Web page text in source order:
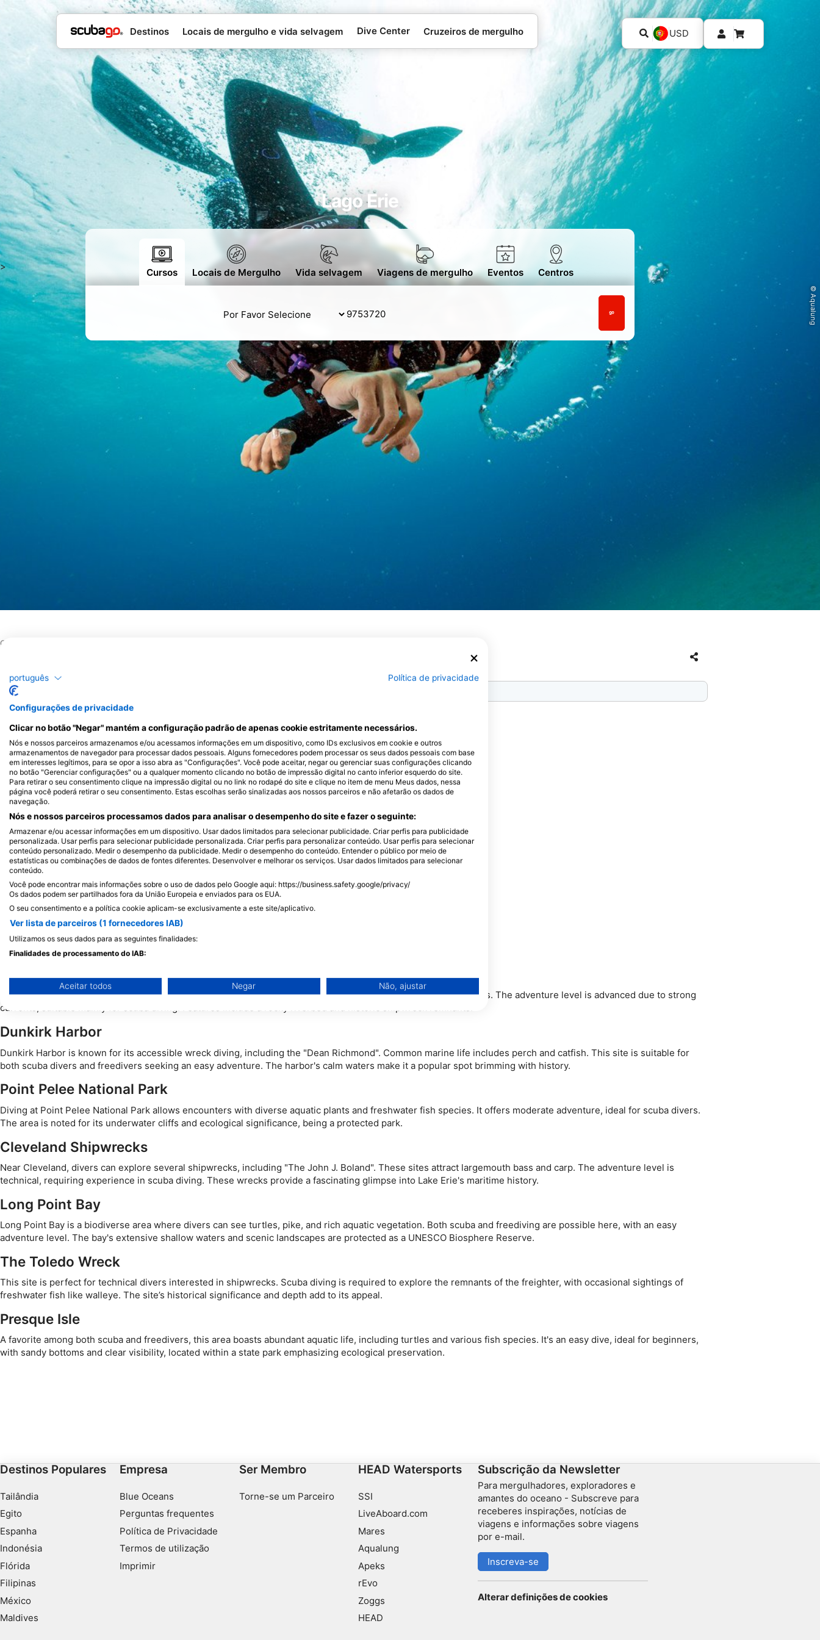
Destinos Locais de mergulho e vida selvagem Dive Center Cruzeiros de mergulho USD
>
Lago Erie
Cursos Locais de Mergulho Vida selvagem Viagens de mergulho Eventos Centros
© Aqualung
Great Lakes
O Lago Erie, conhecido como o mais raso e quente entre os Grandes Lagos, apresenta uma
experiência única de mergulho em água doce que agrada a mergulhadores de todos os níveis.
As suas águas relativamente quentes permitem épocas de mergulho prolongadas, mas
recomenda-se um fato seco ou um fato de neoprene de 7 mm (0,28 polegadas) para manter o
conforto contra correntes frias ocasionais. A bacia ocidental do lago é particularmente
atraente, ostentando uma impressionante coleção de 286 naufrágios à espera de serem
explorados. Estas relíquias submersas contam histórias da história marítima, oferecendo aos
mergulhadores recreativos e técnicos um vislumbre do passado.
Para além das profundezas, o Great Lakes Seaway Trail ao longo da costa do Lago Erie
proporciona vistas deslumbrantes do topo e acesso a uma variedade de locais de mergulho.
Naufrágios notáveis, como o Islander, o Eagle Wing Group e o David W. Mills, convidam os
mergulhadores a desvendar os seus mistérios. A visibilidade no Lago Erie pode variar, mas a
emoção da descoberta muitas vezes supera esse desafio. A combinação de naufrágios
intrigantes, vistas panorâmicas e o fascínio do mergulho em água doce fazem do Lago Erie um
destino atraente para quem procura aventura debaixo da superfície.
Top Lake Erie Dive Sites
The Niagara River
The Niagara River offers an exciting diving experience with a variety of smallmouth bass, walleyes, and sturgeons. The adventure level is advanced due to strong
currents, suitable mainly for scuba diving. Features include a rocky riverbed and historic shipwreck remnants.
Dunkirk Harbor
Dunkirk Harbor is known for its accessible wreck diving, including the "Dean Richmond". Common marine life includes perch and catfish. This site is suitable for
both scuba divers and freedivers seeking an easy adventure. The harbor's calm waters make it a popular spot brimming with history.
Point Pelee National Park
Diving at Point Pelee National Park allows encounters with diverse aquatic plants and freshwater fish species. It offers moderate adventure, ideal for scuba divers.
The area is noted for its underwater cliffs and ecological significance, being a protected park.
Cleveland Shipwrecks
Near Cleveland, divers can explore several shipwrecks, including "The John J. Boland". These sites attract largemouth bass and carp. The adventure level is
technical, requiring experience in scuba diving. These wrecks provide a fascinating glimpse into Lake Erie's maritime history.
Long Point Bay
Long Point Bay is a biodiverse area where divers can see turtles, pike, and rich aquatic vegetation. Both scuba and freediving are possible here, with an easy
adventure level. The bay's extensive shallow waters and scenic landscapes are protected as a UNESCO Biosphere Reserve.
The Toledo Wreck
This site is perfect for technical divers interested in shipwrecks. Scuba diving is required to explore the remnants of the freighter, with occasional sightings of
freshwater fish like walleye. The site’s historical significance and depth add to its appeal.
Presque Isle
A favorite among both scuba and freedivers, this area boasts abundant aquatic life, including turtles and various fish species. It's an easy dive, ideal for beginners,
with sandy bottoms and clear visibility, located within a state park emphasizing ecological preservation.
Destinos Populares
Tailândia
Egito
Espanha
Indonésia
Flórida
Filipinas
México
Maldives
Empresa
Blue Oceans
Perguntas frequentes
Política de Privacidade
Termos de utilização
Imprimir
Ser Membro
Torne-se um Parceiro
HEAD Watersports
SSI
LiveAboard.com
Mares
Aqualung
Apeks
rEvo
Zoggs
HEAD
Subscrição da Newsletter
Para mergulhadores, exploradores e
amantes do oceano - Subscreve para
receberes inspirações, notícias de
viagens e informações sobre viagens
por e-mail.
Inscreva-se
Alterar definições de cookies
português Política de privacidade
Configurações de privacidade
Clicar no botão "Negar" mantém a configuração padrão de apenas cookie estritamente necessários.
Nós e nossos parceiros armazenamos e/ou acessamos informações em um dispositivo, como IDs exclusivos em cookie e outros
armazenamentos de navegador para processar dados pessoais. Alguns fornecedores podem processar os seus dados pessoais com base
em interesses legítimos, para se opor a isso abra as "Configurações". Você pode aceitar, negar ou gerenciar suas configurações clicando
no botão "Gerenciar configurações" ou a qualquer momento clicando no botão de impressão digital no canto inferior esquerdo do site.
Para retirar o seu consentimento clique na impressão digital ou no link no rodapé do site e clique no item de menu Meus dados, nessa
página você poderá retirar o seu consentimento. Estas escolhas serão sinalizadas aos nossos parceiros e não afetarão os dados de
navegação.
Nós e nossos parceiros processamos dados para analisar o desempenho do site e fazer o seguinte:
Armazenar e/ou acessar informações em um dispositivo. Usar dados limitados para selecionar publicidade. Criar perfis para publicidade
personalizada. Usar perfis para selecionar publicidade personalizada. Criar perfis para personalizar conteúdo. Usar perfis para selecionar
conteúdo personalizado. Medir o desempenho da publicidade. Medir o desempenho do conteúdo. Entender o público por meio de
estatísticas ou combinações de dados de fontes diferentes. Desenvolver e melhorar os serviços. Usar dados limitados para selecionar
conteúdo.
Você pode encontrar mais informações sobre o uso de dados pelo Google aqui: https://business.safety.google/privacy/
Os dados podem ser partilhados fora da União Europeia e enviados para os EUA.
O seu consentimento e a política cookie aplicam-se exclusivamente a este site/aplicativo.
Ver lista de parceiros (1 fornecedores IAB)
Utilizamos os seus dados para as seguintes finalidades:
Finalidades de processamento do IAB:
Usar dados limitados para selecionar publicidade
Usar perfis para selecionar publicidade personalizada
Criar perfis para personalizar conteúdo
Usar perfis para selecionar conteúdo personalizado
Medir o desempenho da publicidade
Medir o desempenho do conteúdo
Entender o público por meio de estatísticas ou combinações de dados de fontes
diferentes.
Desenvolver e melhorar os serviços
Usar dados limitados para selecionar conteúdo
Identificar dispositivos com base nas informações solicitadas ativamente
Finalidades de processamento não IAB:
Necessário
Desempenho
Aceitar todos Negar Não, ajustar